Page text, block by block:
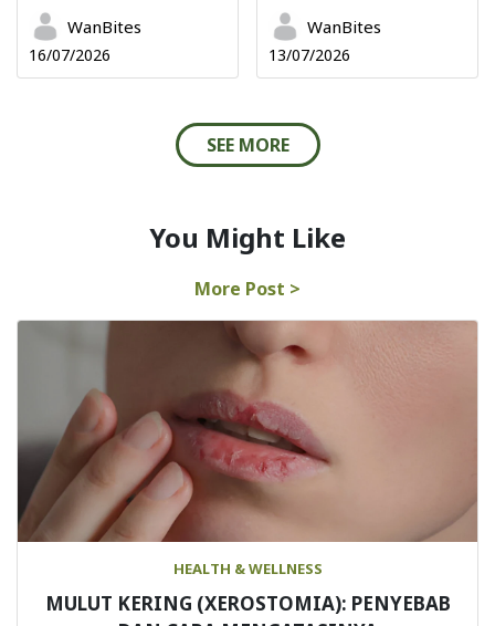
WanBites
16/07/2026
WanBites
13/07/2026
SEE MORE
You Might Like
More Post >
HEALTH & WELLNESS
MULUT KERING (XEROSTOMIA): PENYEBAB